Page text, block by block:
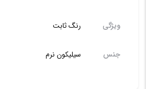
ویژگی رنگ ثابت
جنس سیلیکون نرم